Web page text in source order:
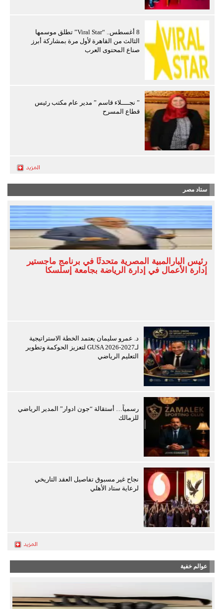
8 أغسطس.. “Viral Star” تطلق موسمها
الثالث من القاهرة لأول مرة بمشاركة أبرز
صناع المحتوى العرب
” نجــــلاء قاسم ” مدير عام مكتب رئيس
قطاع المسرح
ستاد مصر
رئيس البارالمبية المصرية متحدثًا في برنامج ماجستير
إدارة الأعمال في إدارة الرياضة بجامعة إسلسكا
د. عمرو سليمان يعتمد الخطة الاستراتيجية
لـGUSA 2026-2027 لتعزيز الحوكمة وتطوير
التعليم الرياضي
رسمياً… أستقالة “جون ادوار” المدير الرياضي
للزمالك
نجاح غير مسبوق تفاصيل العقد التاريخي
لرعاية ستاد الأهلي
عوالم خفية